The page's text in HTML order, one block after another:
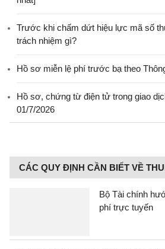
Trước khi chấm dứt hiệu lực mã số
trách nhiệm gì?
Hồ sơ miễn lệ phí trước bạ theo
Hồ sơ, chứng từ điện tử trong giao
01/7/2026
CÁC QUY ĐỊNH CẦN BIẾT VỀ
Bộ Tài chính
phí trực tuyến